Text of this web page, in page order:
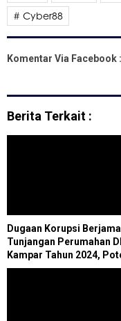
# Cyber88
Komentar Via Facebook :
Berita Terkait :
Dugaan Korupsi
Tunjangan Perumahan
Kampar Tahun 2024,
Kerugian Negara Rp 21